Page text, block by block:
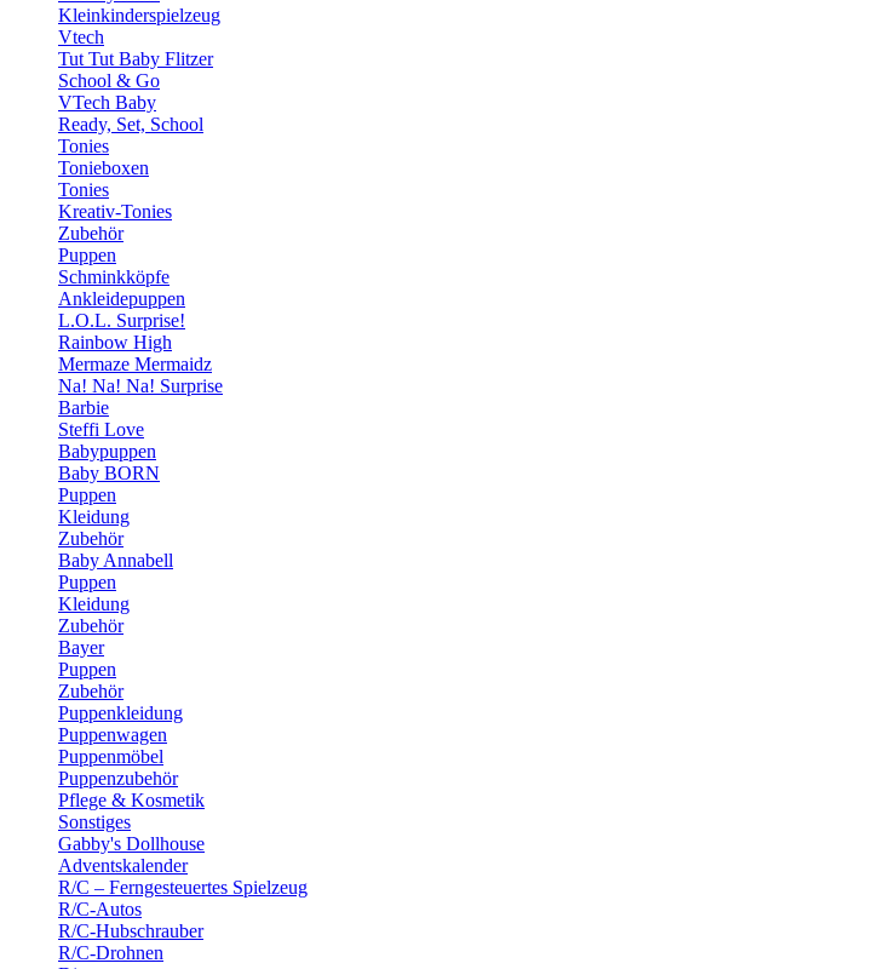
Kleinkinderspielzeug
Vtech
Tut Tut Baby Flitzer
School & Go
VTech Baby
Ready, Set, School
Tonies
Tonieboxen
Tonies
Kreativ-Tonies
Zubehör
Puppen
Schminkköpfe
Ankleidepuppen
L.O.L. Surprise!
Rainbow High
Mermaze Mermaidz
Na! Na! Na! Surprise
Barbie
Steffi Love
Babypuppen
Baby BORN
Puppen
Kleidung
Zubehör
Baby Annabell
Puppen
Kleidung
Zubehör
Bayer
Puppen
Zubehör
Puppenkleidung
Puppenwagen
Puppenmöbel
Puppenzubehör
Pflege & Kosmetik
Sonstiges
Gabby's Dollhouse
Adventskalender
R/C – Ferngesteuertes Spielzeug
R/C-Autos
R/C-Hubschrauber
R/C-Drohnen